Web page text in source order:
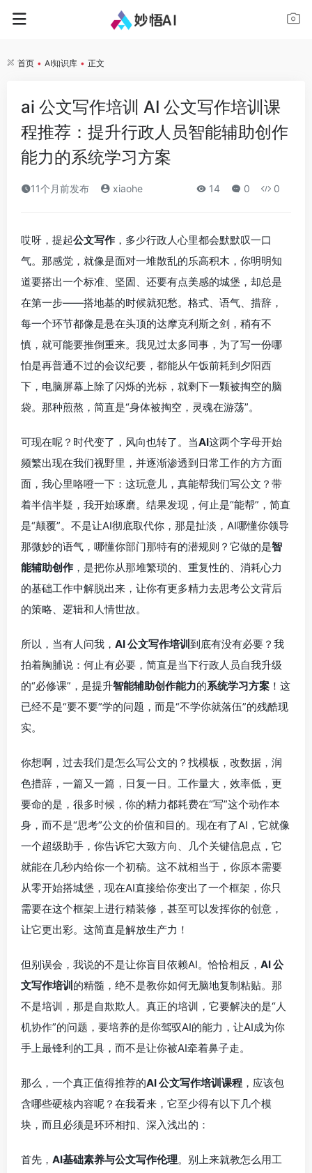
首页 • AI知识库 • 正文
ai 公文写作培训 AI 公文写作培训课
程推荐：提升行政人员智能辅助创作
能力的系统学习方案
11个月前发布 xiaohe 14 0 0
哎呀，提起公文写作 ，多少行政人心里都会默默叹一口
气。那感觉，就像是面对一堆散乱的乐高积木，你明明知
道要搭出一个标准、坚固、还要有点美感的城堡，却总是
在第一步——搭地基的时候就犯愁。格式、语气、措辞，
每一个环节都像是悬在头顶的达摩克利斯之剑，稍有不
慎，就可能要推倒重来。我见过太多同事，为了写一份哪
怕是再普通不过的会议纪要，都能从午饭前耗到夕阳西
下，电脑屏幕上除了闪烁的光标，就剩下一颗被掏空的脑
袋。那种煎熬，简直是“身体被掏空，灵魂在游荡”。
可现在呢？时代变了，风向也转了。当AI这两个字母开始
频繁出现在我们视野里，并逐渐渗透到日常工作的方方面
面，我心里咯噔一下：这玩意儿，真能帮我们写公文？带
着半信半疑，我开始琢磨。结果发现，何止是“能帮”，简直
是“颠覆”。不是让AI彻底取代你，那是扯淡，AI哪懂你领导
那微妙的语气，哪懂你部门那特有的潜规则？它做的是智
能辅助创作 ，是把你从那堆繁琐的、重复性的、消耗心力
的基础工作中解脱出来，让你有更多精力去思考公文背后
的策略、逻辑和人情世故。
所以，当有人问我， AI 公文写作培训 到底有没有必要？我
拍着胸脯说：何止有必要，简直是当下行政人员自我升级
的“必修课”，是提升智能辅助创作能力的系统学习方案 ！这
已经不是“要不要”学的问题，而是“不学你就落伍”的残酷现
实。
你想啊，过去我们是怎么写公文的？找模板，改数据，润
色措辞，一篇又一篇，日复一日。工作量大，效率低，更
要命的是，很多时候，你的精力都耗费在“写”这个动作本
身，而不是“思考”公文的价值和目的。现在有了AI，它就像
一个超级助手，你告诉它大致方向、几个关键信息点，它
就能在几秒内给你一个初稿。这不就相当于，你原本需要
从零开始搭城堡，现在AI直接给你变出了一个框架，你只
需要在这个框架上进行精装修，甚至可以发挥你的创意，
让它更出彩。这简直是解放生产力！
但别误会，我说的不是让你盲目依赖AI。恰恰相反， AI 公
文写作培训 的精髓，绝不是教你如何无脑地复制粘贴。那
不是培训，那是自欺欺人。真正的培训，它要解决的是“人
机协作”的问题，要培养的是你驾驭AI的能力，让AI成为你
手上最锋利的工具，而不是让你被AI牵着鼻子走。
那么，一个真正值得推荐的AI 公文写作培训课程 ，应该包
含哪些硬核内容呢？在我看来，它至少得有以下几个模
块，而且必须是环环相扣、深入浅出的：
首先， AI基础素养与公文写作伦理。别上来就教怎么用工